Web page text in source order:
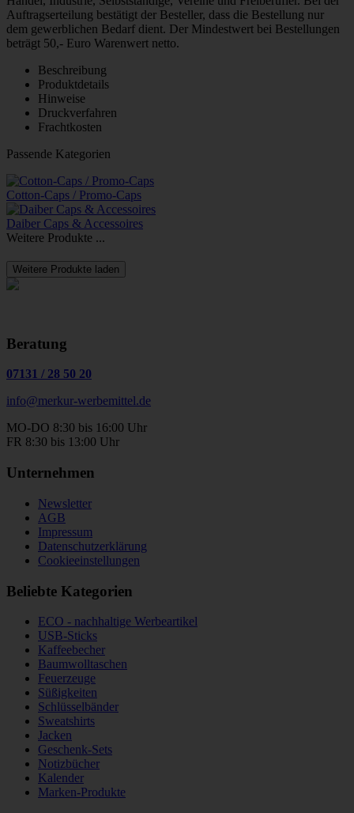
Auftragserteilung bestätigt der Besteller, dass die Bestellung nur
dem gewerblichen Bedarf dient. Der Mindestwert bei Bestellungen
beträgt 50,- Euro Warenwert netto.
Beschreibung
Produktdetails
Hinweise
Druckverfahren
Frachtkosten
Passende Kategorien
Cotton-Caps / Promo-Caps
Daiber Caps & Accessoires
Weitere Produkte ...
Weitere Produkte laden
Beratung
07131 / 28 50 20
info@merkur-werbemittel.de
MO-DO 8:30 bis 16:00 Uhr
FR 8:30 bis 13:00 Uhr
Unternehmen
Newsletter
AGB
Impressum
Datenschutzerklärung
Cookieeinstellungen
Beliebte Kategorien
ECO - nachhaltige Werbeartikel
USB-Sticks
Kaffeebecher
Baumwolltaschen
Feuerzeuge
Süßigkeiten
Schlüsselbänder
Sweatshirts
Jacken
Geschenk-Sets
Notizbücher
Kalender
Marken-Produkte